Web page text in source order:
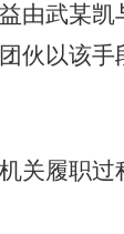
由武某凯
伙以该手
履职过